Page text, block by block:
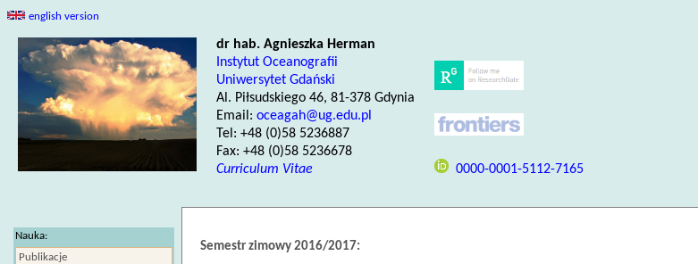
english version
dr hab. Agnieszka Herman
Instytut Oceanografii
Uniwersytet Gdański
Al. Piłsudskiego 46, 81-378 Gdynia
Email: oceagah@ug.edu.pl
Tel: +48 (0)58 5236887
Fax: +48 (0)58 5236678
Curriculum Vitae
0000-0001-5112-7165
Nauka:
Publikacje
Semestr zimowy 2016/2017: